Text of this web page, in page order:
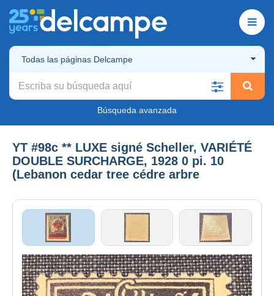
Todas las páginas Delcampe
Búsqueda avanzada
YT #98c ** LUXE signé Scheller, VARIÉTÉ
DOUBLE SURCHARGE, 1928 0 pi. 10
(Lebanon cedar tree cédre arbre